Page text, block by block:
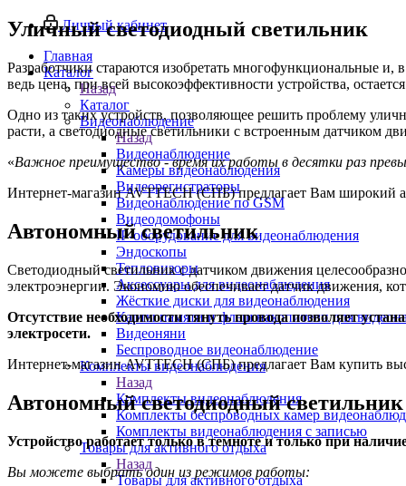
Личный кабинет
Главная
Каталог
Назад
Каталог
Видеонаблюдение
Назад
Видеонаблюдение
Камеры видеонаблюдения
Видеорегистраторы
Видеонаблюдение по GSM
Видеодомофоны
IP-оборудование для видеонаблюдения
Эндоскопы
Тепловизоры
Аксессуары для видеонаблюдения
Жёсткие диски для видеонаблюдения
Карты памяти и флеш накопители для
Видеоняни
Беспроводное видеонаблюдение
Комплекты видеонаблюдения
Назад
Комплекты видеонаблюдения
Комплекты беспроводных камер
Комплекты видеонаблюдения с записью
Товары для активного отдыха
Назад
Товары для активного отдыха
Уличный светодиодный светильник
Разработчики стараются изобретать многофункциональные
ведь цена, при всей высокоэффективности устройства,
Одно из таких устройств, позволяющее решить проблему
расти, а светодиодные светильники с встроенным датчиком
Важное преимущество - время их работы в десятки раз
Интернет-магазин AVTTECH (СПБ) предлагает Вам широкий
Автономный светильник
Светодиодный светильник с датчиком движения
электроэнергии. Экономию обеспечивает датчик движения,
Отсутствие необходимости тянуть провода позволяет
электросети.
Интернет-магазин AVTTECH (СПБ) предлагает Вам купить
Автономный светодиодный светильник
Устройство работает только в темноте и только при
Вы можете выбрать один из режимов работы: